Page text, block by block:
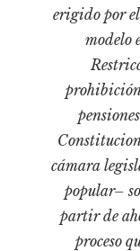
Lagunas mentales
Libros usados
Medioambiente
Narrativas visuales
Pensamiento
Pensamiento
erigido por
modelo
cámara
popular–
partir de
proceso